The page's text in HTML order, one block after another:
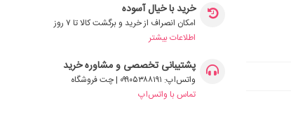
خرید با خیال آسوده
امکان انصراف از خرید و برگشت کالا تا ۷ روز
اطلاعات بیشتر
پشتیبانی تخصصی و مشاوره خرید
واتس‌اپ: ۰۹۹۰۵۳۸۸۱۹۱ | چت فروشگاه
تماس با واتس‌اپ